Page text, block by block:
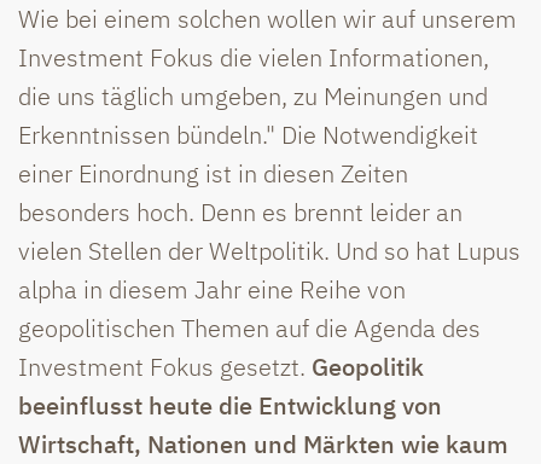
Wie bei einem solchen wollen wir auf unserem
Investment Fokus die vielen Informationen,
die uns täglich umgeben, zu Meinungen und
Erkenntnissen bündeln." Die Notwendigkeit
einer Einordnung ist in diesen Zeiten
besonders hoch. Denn es brennt leider an
vielen Stellen der Weltpolitik. Und so hat Lupus
alpha in diesem Jahr eine Reihe von
geopolitischen Themen auf die Agenda des
Investment Fokus gesetzt. Geopolitik
beeinflusst heute die Entwicklung von
Wirtschaft, Nationen und Märkten wie kaum